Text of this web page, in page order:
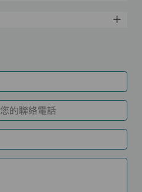
您的聯絡電話